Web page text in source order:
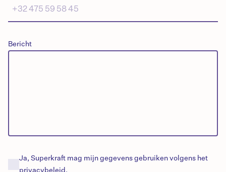
Bericht
Ja, Superkraft mag mijn gegevens gebruiken volgens het
privacybeleid.